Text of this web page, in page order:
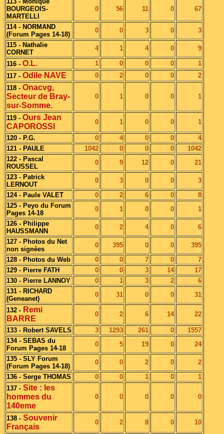
BOURGEOIS-
MARTELLI
0 56 11 0 67
114 - NORMAND
(Forum Pages 14-18)
0 0 3 0
3
115 - Nathalie
CORNET
4 1 4 0 9
116 - O.L. 1 0 0 0
1
117 - Odile NAVE 0 2 0 0
2
118 - Onacvg,
Secteur de Bray-
sur-Somme.
0 1 0 0 1
119 - Ours Jean
CAPOROSSI
0 1 0 0 1
120 - P.G. 0 4 0 0
4
121 - PAULE
1042 0 0 0
1042
122 - Pascal
ROUSSEL
0 9 12 0
21
123 - Patrick
LERNOUT
0 3 0 0
3
124 - Paule VALET
0 2 6 0
8
125 - Peyo du Forum
Pages 14-18
0 1 0 0
1
126 - Philippe
HAUSSMANN
0 2 4 0
6
127 - Photos du Net
non signèes
0 395 0 0
395
128 - Photos du Web
0 0 7 0
7
129 - Pierre FATH
0 0 3 14
17
130 - Pierre LANNOY
0 1 3 2
6
131 - RICHARD
(Geneanet)
0 31 0 0 31
132 - Remi
BARRE
0 2 6 14 22
133 - Robert SAVELS 3 1293 261 0
1557
134 - SEBAS du
Forum Pages 14-18
0 5 19 0
24
135 - SLY Forum
(Forum Pages 14-18)
0 0 2 0
2
136 - Serge THOMAS
0 0 1 0
1
137 - Site : les
hommes du
140eme
0 0 0 0 0
138 - Souvenir
Français
0 2 8 0 10